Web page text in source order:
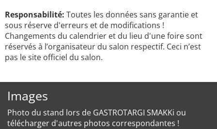
Responsabilité: Toutes les données sans garantie et
sous réserve d'erreurs et de modifications !
Changements du calendrier et du lieu d'une foire sont
réservés à l’organisateur du salon respectif. Ceci n’est
pas le site officiel du salon.
Images
Photo du stand lors de GASTROTARGI SMAKKi ou
télécharger d'autres photos correspondantes !